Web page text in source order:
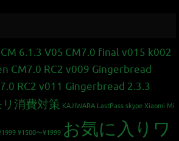
CM 6.1.3 V05 CM7.0 final v015 k002
CM7.0 RC2 v009 Gingerbread
RC2 v011 Gingerbread 2.3.3
消費対策 KAJIWARA LastPass skype Xiaomi Mi
¥1500〜¥1999 お気に入りワ